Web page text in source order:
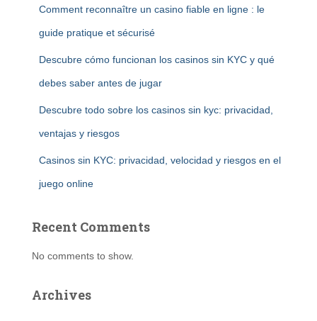
Comment reconnaître un casino fiable en ligne : le
guide pratique et sécurisé
Descubre cómo funcionan los casinos sin KYC y qué
debes saber antes de jugar
Descubre todo sobre los casinos sin kyc: privacidad,
ventajas y riesgos
Casinos sin KYC: privacidad, velocidad y riesgos en el
juego online
Recent Comments
No comments to show.
Archives